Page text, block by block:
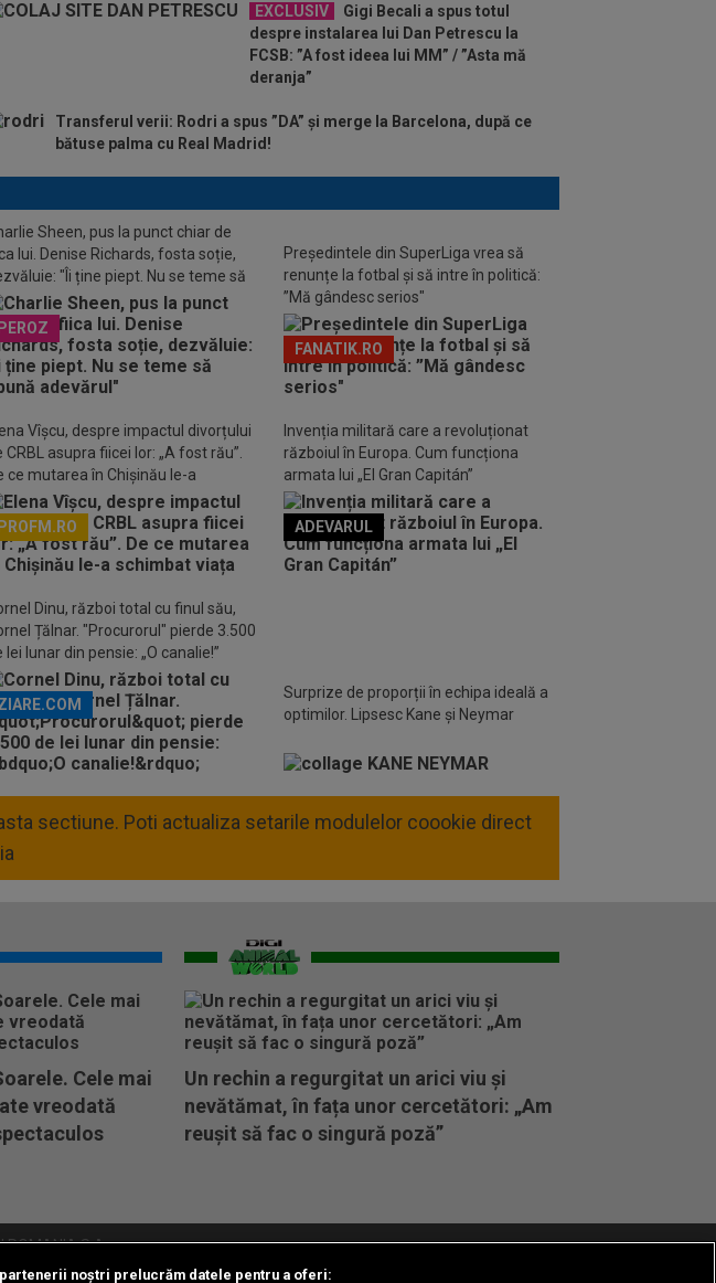
EXCLUSIV
Gigi Becali a spus totul
despre instalarea lui Dan Petrescu la
FCSB: ”A fost ideea lui MM” / ”Asta mă
deranja”
Transferul verii: Rodri a spus ”DA” și merge la Barcelona, după ce
bătuse palma cu Real Madrid!
Sheen, pus la punct chiar de
lui. Denise Richards, fosta soție,
"Îi ține piept. Nu se teme să
adevărul"
PEROZ
Președintele din SuperLiga vrea să
renunțe la fotbal și să intre în politică:
”Mă gândesc serios"
FANATIK.RO
Vîșcu, despre impactul divorțului
CRBL asupra fiicei lor: „A fost rău”.
ce mutarea în Chișinău le-a
viața
PROFM.RO
Invenția militară care a revoluționat
războiul în Europa. Cum funcționa
armata lui „El Gran Capitán”
ADEVARUL
Dinu, război total cu finul său,
Țălnar. "Procurorul" pierde 3.500
lei lunar din pensie: „O canalie!”
Surprize de proporții în echipa ideală a
optimilor. Lipsesc Kane și Neymar
sectiune. Poti actualiza setarile modulelor coookie direct
Cele mai
vreodată
Un rechin a regurgitat un arici viu și
nevătămat, în fața unor cercetători: „Am
reușit să fac o singură poză”
S.A.
Retransmisie Digi Sport Contact/Info Codul etic
noștri prelucrăm datele pentru a oferi: